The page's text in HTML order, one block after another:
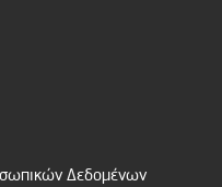
Δεδομένων